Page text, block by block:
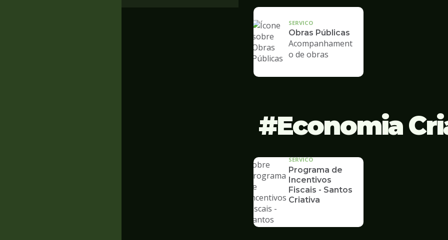
SERVICO
Obras Públicas
Acompanhament
o de obras
Economia
SERVICO
Programa de
Incentivos
Fiscais - Santos
Criativa